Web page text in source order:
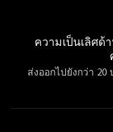
ความเป็นเลิศด้
ส่งออกไปยังกว่า 20